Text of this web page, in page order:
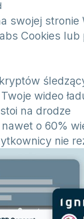
swojej stronie
Cookies lub
wideo
na drodze
o 60%
nie